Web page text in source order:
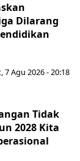
Dilarang
7 Agu 2026 - 20:18
Tidak
2028 Kita